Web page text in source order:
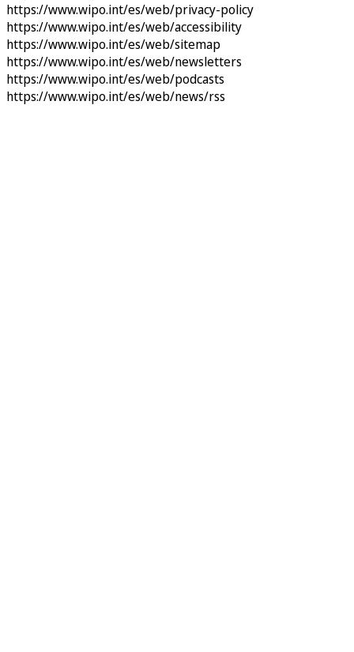
https://www.wipo.int/es/web/privacy-policy
https://www.wipo.int/es/web/accessibility
https://www.wipo.int/es/web/sitemap
https://www.wipo.int/es/web/newsletters
https://www.wipo.int/es/web/podcasts
https://www.wipo.int/es/web/news/rss